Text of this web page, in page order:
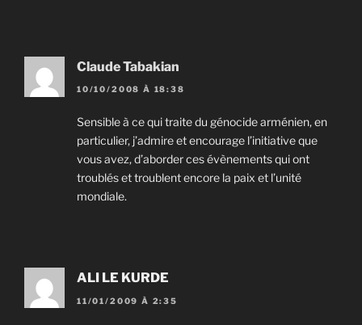
Claude Tabakian
10/10/2008 À 18:38
Sensible à ce qui traite du génocide arménien, en
particulier, j’admire et encourage l’initiative que
vous avez, d’aborder ces évènements qui ont
troublés et troublent encore la paix et l’unité
mondiale.
ALI LE KURDE
11/01/2009 À 2:35